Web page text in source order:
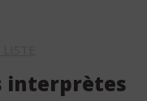
interprètes